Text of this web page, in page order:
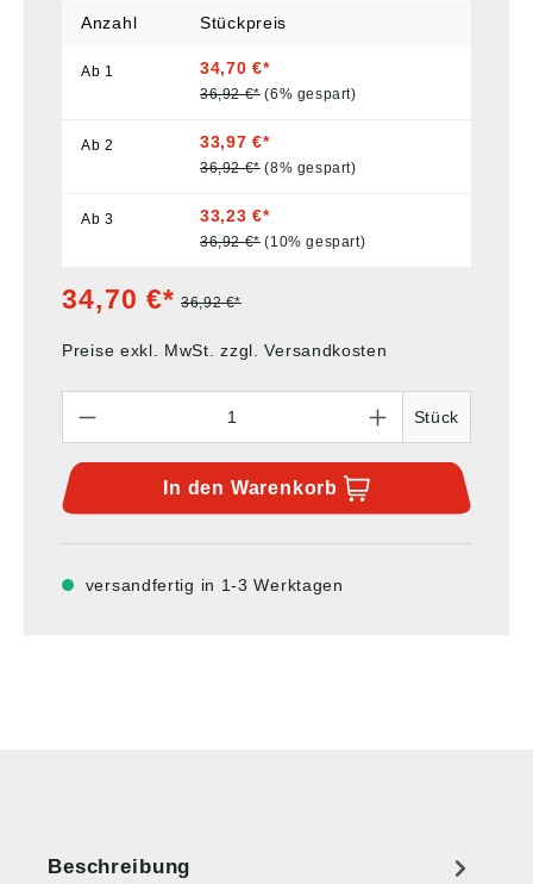
Anzahl Stückpreis
Ab 1 34,70 €*
36,92 €* (6% gespart)
Ab 2 33,97 €*
36,92 €* (8% gespart)
Ab 3 33,23 €*
36,92 €* (10% gespart)
34,70 €* 36,92 €*
Preise exkl. MwSt. zzgl. Versandkosten
Stück
In den Warenkorb
versandfertig in 1-3 Werktagen
Beschreibung